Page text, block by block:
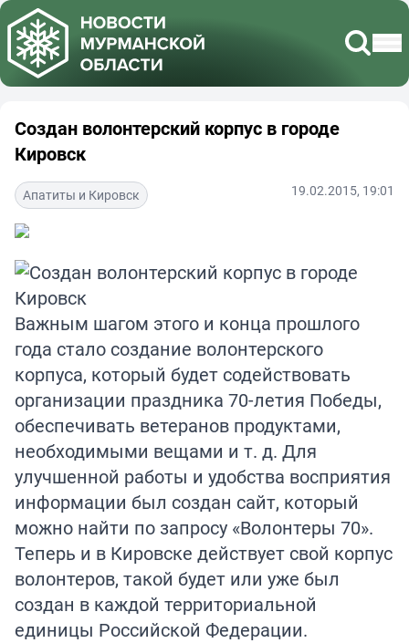
Создан волонтерский корпус в городе
Кировск
Апатиты и Кировск 19.02.2015, 19:01
Важным шагом этого и конца прошлого
года стало создание волонтерского
корпуса, который будет содействовать
организации праздника 70-летия Победы,
обеспечивать ветеранов продуктами,
необходимыми вещами и т. д. Для
улучшенной работы и удобства восприятия
информации был создан сайт, который
можно найти по запросу «Волонтеры 70».
Теперь и в Кировске действует свой корпус
волонтеров, такой будет или уже был
создан в каждой территориальной
единицы Российской Федерации.